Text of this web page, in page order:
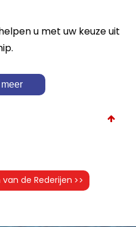
u met uw keuze uit
de Rederijen >>